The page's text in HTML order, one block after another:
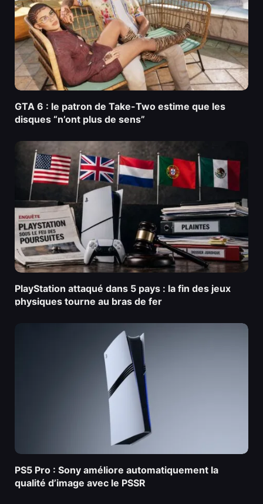
GTA 6 : le patron de Take-Two estime que les
disques “n’ont plus de sens”
PlayStation attaqué dans 5 pays : la fin des jeux
physiques tourne au bras de fer
PS5 Pro : Sony améliore automatiquement la
qualité d’image avec le PSSR